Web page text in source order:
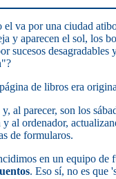
va por una ciudad
y aparecen el sol, los
de libros era
al parecer, son los
al ordenador,
de formularos.
en un equipo
. Eso sí, no es que